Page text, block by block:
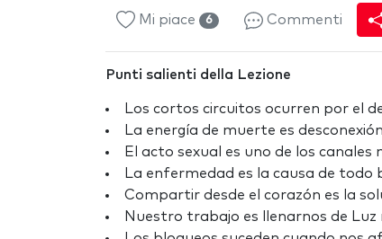
Mi piace 6 Commenti
Punti salienti della Lezione
Los cortos circuitos ocurren por el
La energía de muerte es
El acto sexual es uno de los
La enfermedad es la causa de todo
Compartir desde el corazón es la
Nuestro trabajo es llenarnos de